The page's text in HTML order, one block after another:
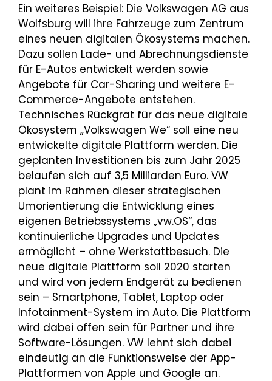
Ein weiteres Beispiel: Die Volkswagen AG aus
Wolfsburg will ihre Fahrzeuge zum Zentrum
eines neuen digitalen Ökosystems machen.
Dazu sollen Lade- und Abrechnungsdienste
für E-Autos entwickelt werden sowie
Angebote für Car-Sharing und weitere E-
Commerce-Angebote entstehen.
Technisches Rückgrat für das neue digitale
Ökosystem „Volkswagen We“ soll eine neu
entwickelte digitale Plattform werden. Die
geplanten Investitionen bis zum Jahr 2025
belaufen sich auf 3,5 Milliarden Euro. VW
plant im Rahmen dieser strategischen
Umorientierung die Entwicklung eines
eigenen Betriebssystems „vw.OS“, das
kontinuierliche Upgrades und Updates
ermöglicht – ohne Werkstattbesuch. Die
neue digitale Plattform soll 2020 starten
und wird von jedem Endgerät zu bedienen
sein – Smartphone, Tablet, Laptop oder
Infotainment-System im Auto. Die Plattform
wird dabei offen sein für Partner und ihre
Software-Lösungen. VW lehnt sich dabei
eindeutig an die Funktionsweise der App-
Plattformen von Apple und Google an.